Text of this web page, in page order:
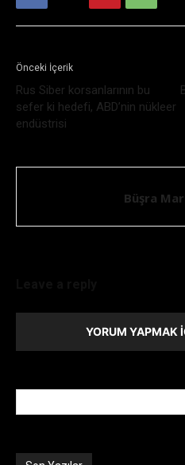
Önceki İçerik
Rus Siber korsanlarının bu
sefer ki hedefi, ABD’nin nükleer
endüstrisi
Büşra
YORUM YAPMAK